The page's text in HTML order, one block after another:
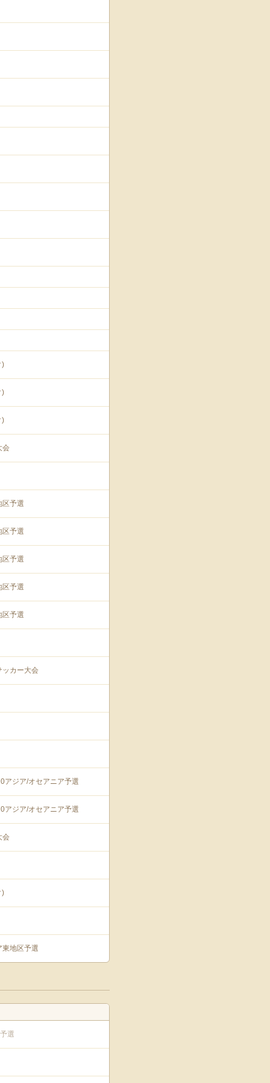
)
)
)
会
区予選
区予選
区予選
区予選
区予選
ッカー大会
アジア/オセアニア予選
アジア/オセアニア予選
会
)
地区予選
選